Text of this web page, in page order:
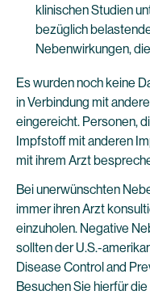
klinischen Studien
bezüglich
Nebenwirkungen,
Es wurden noch keine
in Verbindung mit
eingereicht. Personen,
Impfstoff mit anderen
mit ihrem Arzt
Bei unerwünschten
immer ihren Arzt
einzuholen. Negative
sollten der U.S.-
Disease Control and
Besuchen Sie hierfür